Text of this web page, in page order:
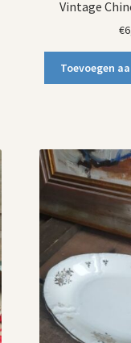
Vintage
€
Toevoegen